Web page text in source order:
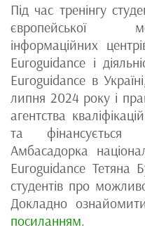
Під час тренінгу
європейської
інформаційних
Euroguidance і
Euroguidance в
липня 2024 року і
агентства
та фінансується
Амбасадорка
Euroguidance Тетяна
студентів про
Докладно
посиланням.